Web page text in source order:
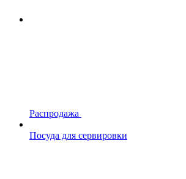
Распродажа
Посуда для сервировки